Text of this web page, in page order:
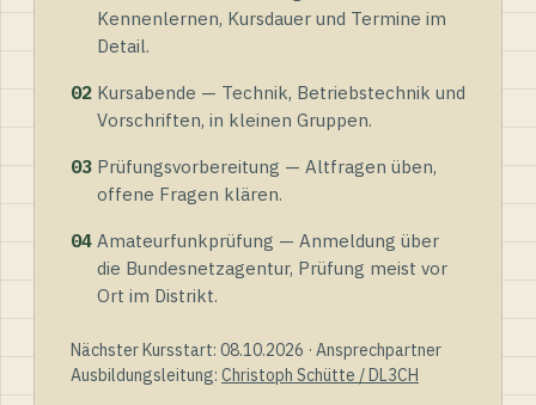
Kennenlernen, Kursdauer und Termine im
Detail.
02 Kursabende — Technik, Betriebstechnik und
Vorschriften, in kleinen Gruppen.
03 Prüfungsvorbereitung — Altfragen üben,
offene Fragen klären.
04 Amateurfunkprüfung — Anmeldung über
die Bundesnetzagentur, Prüfung meist vor
Ort im Distrikt.
Nächster Kursstart: 08.10.2026 · Ansprechpartner
Ausbildungsleitung: Christoph Schütte / DL3CH